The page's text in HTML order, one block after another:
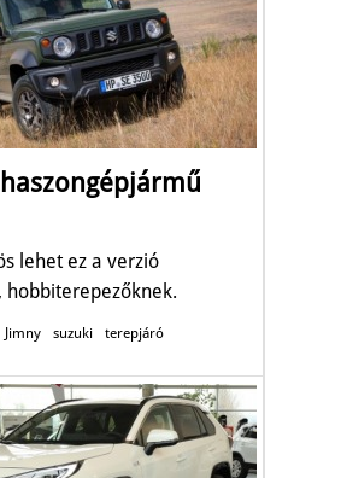
lehet ez a verzió
hobbiterepezőknek.
Jimny suzuki terepjáró